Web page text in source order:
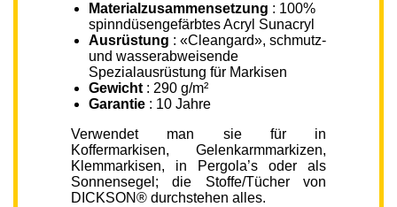
Materialzusammensetzung : 100%
spinndüsengefärbtes Acryl Sunacryl
Ausrüstung : «Cleangard», schmutz-
und wasserabweisende
Spezialausrüstung für Markisen
Gewicht : 290 g/m²
Garantie : 10 Jahre
Verwendet man sie für in
Koffermarkisen, Gelenkarmmarkizen,
Klemmarkisen, in Pergola’s oder als
Sonnensegel; die Stoffe/Tücher von
DICKSON® durchstehen alles.